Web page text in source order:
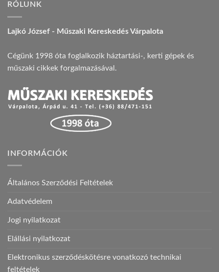
RÓLUNK
Lajkó József - Műszaki Kereskedés Várpalota
Cégünk 1998 óta foglalkozik háztartási-, kerti gépek és
műszaki cikkek forgalmazásával.
INFORMÁCIÓK
Általános Szerződési Feltételek
Adatvédelem
Jogi nyilatkozat
Elállási nyilatkozat
Elektronikus szerződéskötésre vonatkozó technikai
feltételek